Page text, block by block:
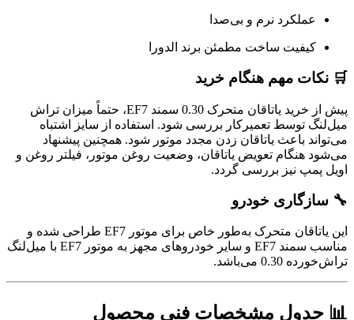
عملکرد نرم و بی‌صدا
کیفیت ساخت مطمئن برند الدورا
🛒 نکات مهم هنگام خرید
پیش از خرید یاتاقان متحرک 0.30 سمند EF7، حتماً میزان تراش
میل‌لنگ توسط تعمیرکار بررسی شود. استفاده از سایز اشتباه
می‌تواند باعث یاتاقان زدن مجدد موتور شود. همچنین پیشنهاد
می‌شود هنگام تعویض یاتاقان، وضعیت روغن موتور، فیلتر روغن و
اویل پمپ نیز بررسی گردد.
🔧 سازگاری خودرو
این یاتاقان متحرک به‌طور خاص برای موتور EF7 طراحی شده و
مناسب سمند EF7 و سایر خودروهای مجهز به موتور EF7 با میل‌لنگ
تراش‌خورده 0.30 می‌باشد.
📊 جدول مشخصات فنی محصول